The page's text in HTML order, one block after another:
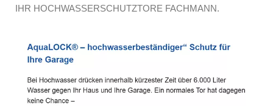
IHR HOCHWASSERSCHUTZTORE FACHMANN.